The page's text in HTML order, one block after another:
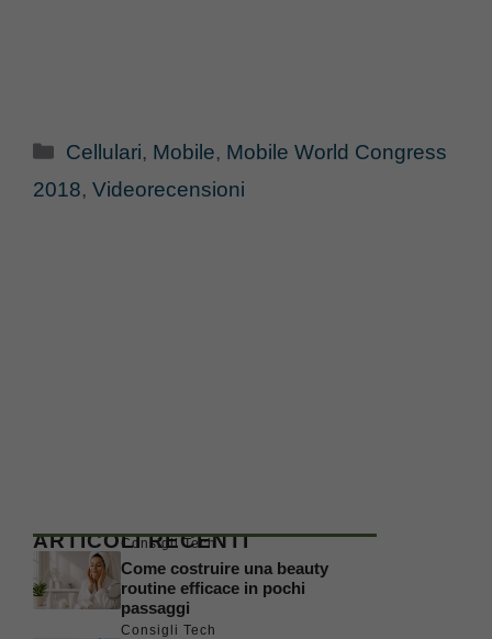
Categorie
Cellulari, Mobile, Mobile World Congress
2018, Videorecensioni
ARTICOLI RECENTI
Consigli Tech
Come costruire una beauty
routine efficace in pochi
passaggi
Consigli Tech